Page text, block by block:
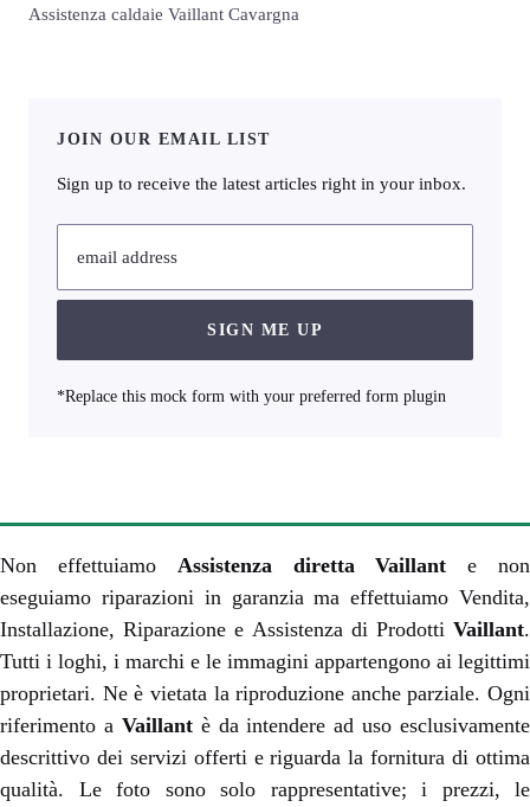
Assistenza caldaie Vaillant Cavargna
JOIN OUR EMAIL LIST
Sign up to receive the latest articles right in your inbox.
email address
SIGN ME UP
*Replace this mock form with your preferred form plugin
Non effettuiamo Assistenza diretta Vaillante non
eseguiamo riparazioni in garanzia ma effettuiamo Vendita,
Installazione, Riparazione e Assistenza di Prodotti Vaillant.
Tutti i loghi, i marchi e le immagini appartengono ai legittimi
proprietari. Ne è vietata la riproduzione anche parziale. Ogni
riferimento a Vaillant è da intendere ad uso esclusivamente
descrittivo dei servizi offerti e riguarda la fornitura di ottima
qualità. Le foto sono solo rappresentative; i prezzi, le